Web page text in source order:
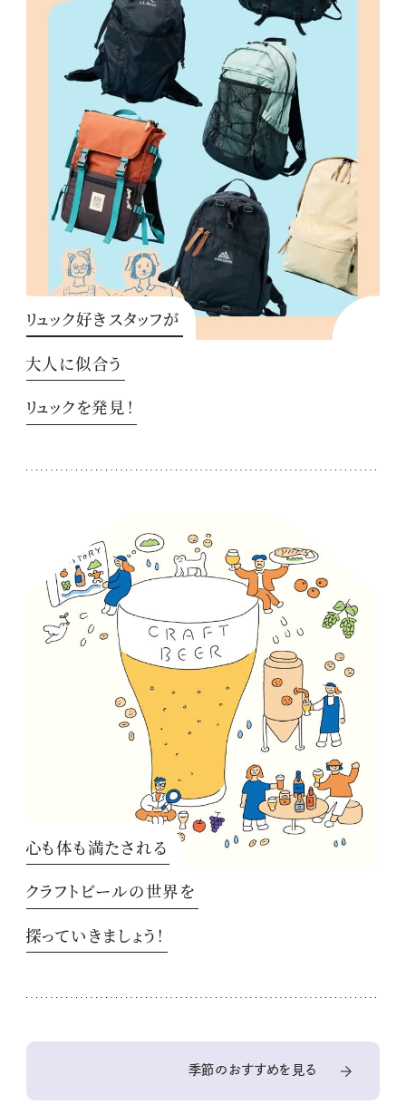
リュック好きスタッフが
大人に似合う
リュックを発見！
心も体も満たされる
クラフトビールの世界を
探っていきましょう！
季節のおすすめを見る